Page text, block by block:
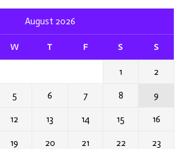
August 2026
W T F S S
1 2
5 6 7 8 9
12 13 14 15 16
19 20 21 22 23